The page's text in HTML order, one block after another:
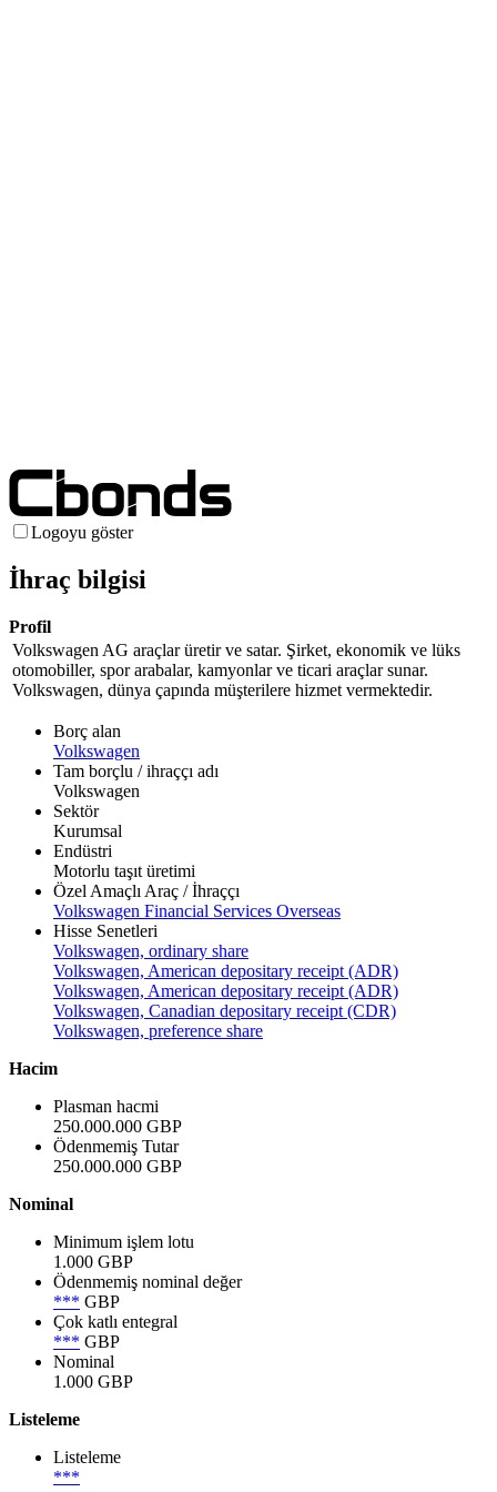
Logoyu göster
İhraç bilgisi
Profil
Volkswagen AG araçlar üretir ve satar. Şirket, ekonomik ve lüks
otomobiller, spor arabalar, kamyonlar ve ticari araçlar sunar.
Volkswagen, dünya çapında müşterilere hizmet vermektedir.
Borç alan
Volkswagen
Tam borçlu / ihraççı adı
Volkswagen
Sektör
Kurumsal
Endüstri
Motorlu taşıt üretimi
Özel Amaçlı Araç / İhraççı
Volkswagen Financial Services Overseas
Hisse Senetleri
Volkswagen, ordinary share
Volkswagen, American depositary receipt (ADR)
Volkswagen, American depositary receipt (ADR)
Volkswagen, Canadian depositary receipt (CDR)
Volkswagen, preference share
Hacim
Plasman hacmi
250.000.000 GBP
Ödenmemiş Tutar
250.000.000 GBP
Nominal
Minimum işlem lotu
1.000 GBP
Ödenmemiş nominal değer
*** GBP
Çok katlı entegral
*** GBP
Nominal
1.000 GBP
Listeleme
Listeleme
***